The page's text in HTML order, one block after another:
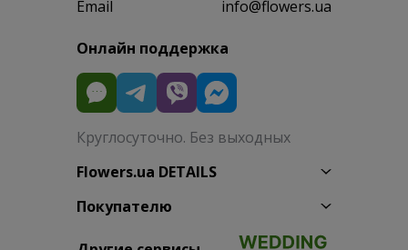
Email
info@flowers.ua
Онлайн поддержка
Круглосуточно. Без выходных
Flowers.ua DETAILS
Покупателю